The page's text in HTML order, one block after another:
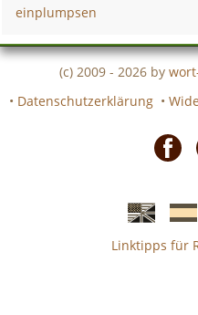
einplumpsen
(c) 2009 - 2026 by
• Datenschutzerklärung •
Englische
Linktipps für